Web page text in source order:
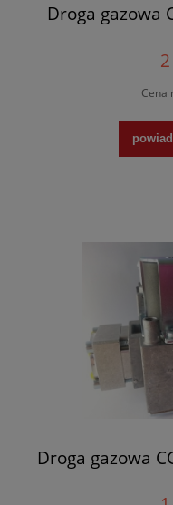
Droga gazowa
Cena
Droga gazowa